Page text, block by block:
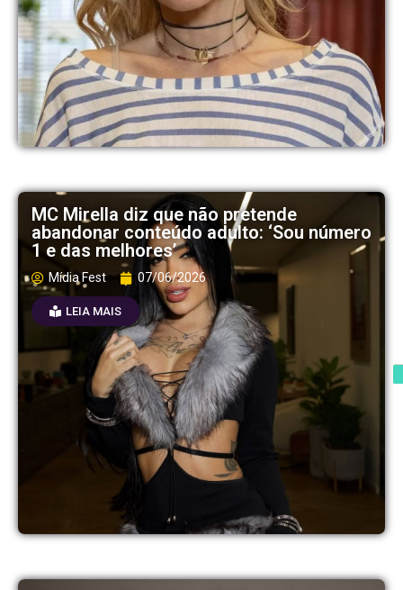
MC Mirella diz que não pretende
abandonar conteúdo adulto: ‘Sou número
1 e das melhores’
Mídia Fest 07/06/2026
LEIA MAIS